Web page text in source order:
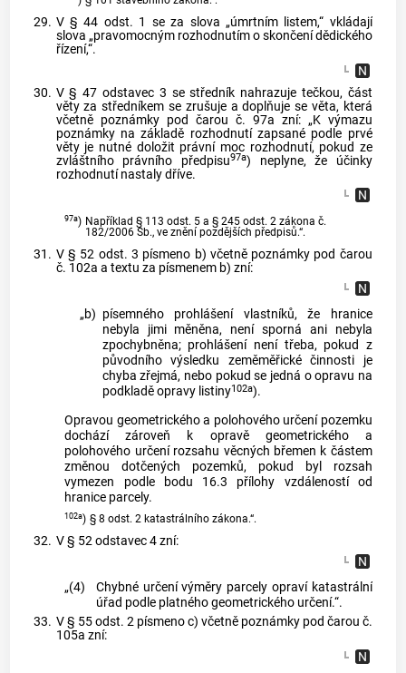
29. V § 44 odst. 1 se za slova „úmrtním listem,“ vkládají
slova „pravomocným rozhodnutím o skončení dědického
řízení,“.
30. V § 47 odstavec 3 se středník nahrazuje tečkou, část
věty za středníkem se zrušuje a doplňuje se věta, která
včetně poznámky pod čarou č. 97a zní: „K výmazu
poznámky na základě rozhodnutí zapsané podle prvé
věty je nutné doložit právní moc rozhodnutí, pokud ze
zvláštního právního předpisu97a) neplyne, že účinky
rozhodnutí nastaly dříve.
97a) Například § 113 odst. 5 a § 245 odst. 2 zákona č.
182/2006 Sb., ve znění pozdějších předpisů.“.
31. V § 52 odst. 3 písmeno b) včetně poznámky pod čarou
č. 102a a textu za písmenem b) zní:
„b) písemného prohlášení vlastníků, že hranice
nebyla jimi měněna, není sporná ani nebyla
zpochybněna; prohlášení není třeba, pokud z
původního výsledku zeměměřické činnosti je
chyba zřejmá, nebo pokud se jedná o opravu na
podkladě opravy listiny102a).
Opravou geometrického a polohového určení pozemku
dochází zároveň k opravě geometrického a
polohového určení rozsahu věcných břemen k částem
změnou dotčených pozemků, pokud byl rozsah
vymezen podle bodu 16.3 přílohy vzdáleností od
hranice parcely.
102a) § 8 odst. 2 katastrálního zákona.“.
32. V § 52 odstavec 4 zní:
„(4)
Chybné určení výměry parcely opraví katastrální
úřad podle platného geometrického určení.“.
33. V § 55 odst. 2 písmeno c) včetně poznámky pod čarou č.
105a zní: